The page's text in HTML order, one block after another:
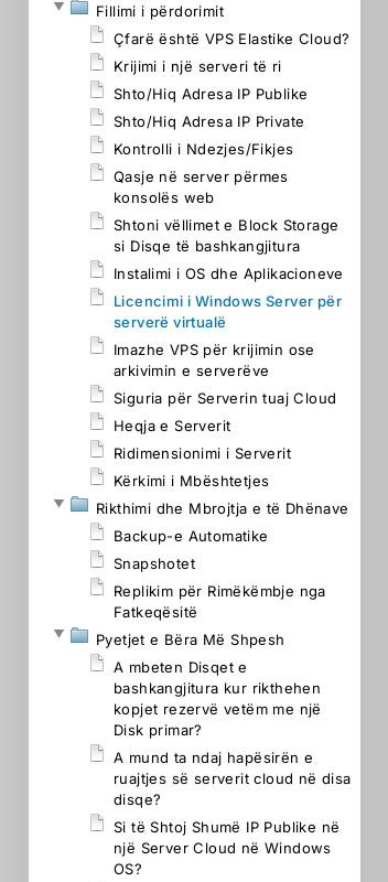
Fillimi i përdorimit
Çfarë është VPS Elastike Cloud?
Krijimi i një serveri të ri
Shto/Hiq Adresa IP Publike
Shto/Hiq Adresa IP Private
Kontrolli i Ndezjes/Fikjes
Qasje në server përmes
konsolës web
Shtoni vëllimet e Block Storage
si Disqe të bashkangjitura
Instalimi i OS dhe Aplikacioneve
Licencimi i Windows Server për
serverë virtualë
Imazhe VPS për krijimin ose
arkivimin e serverëve
Siguria për Serverin tuaj Cloud
Heqja e Serverit
Ridimensionimi i Serverit
Kërkimi i Mbështetjes
Rikthimi dhe Mbrojtja e të Dhënave
Backup-e Automatike
Snapshotet
Replikim për Rimëkëmbje nga
Fatkeqësitë
Pyetjet e Bëra Më Shpesh
A mbeten Disqet e
bashkangjitura kur rikthehen
kopjet rezervë vetëm me një
Disk primar?
A mund ta ndaj hapësirën e
ruajtjes së serverit cloud në disa
disqe?
Si të Shtoj Shumë IP Publike në
një Server Cloud në Windows
OS?